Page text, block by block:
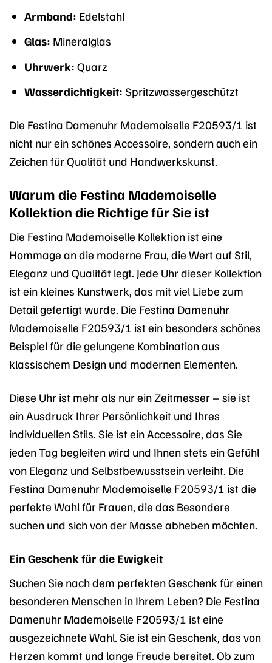
Armband: Edelstahl
Glas: Mineralglas
Uhrwerk: Quarz
Wasserdichtigkeit: Spritzwassergeschützt
Die Festina Damenuhr Mademoiselle F20593/1 ist
nicht nur ein schönes Accessoire, sondern auch ein
Zeichen für Qualität und Handwerkskunst.
Warum die Festina Mademoiselle
Kollektion die Richtige für Sie ist
Die Festina Mademoiselle Kollektion ist eine
Hommage an die moderne Frau, die Wert auf Stil,
Eleganz und Qualität legt. Jede Uhr dieser Kollektion
ist ein kleines Kunstwerk, das mit viel Liebe zum
Detail gefertigt wurde. Die Festina Damenuhr
Mademoiselle F20593/1 ist ein besonders schönes
Beispiel für die gelungene Kombination aus
klassischem Design und modernen Elementen.
Diese Uhr ist mehr als nur ein Zeitmesser – sie ist
ein Ausdruck Ihrer Persönlichkeit und Ihres
individuellen Stils. Sie ist ein Accessoire, das Sie
jeden Tag begleiten wird und Ihnen stets ein Gefühl
von Eleganz und Selbstbewusstsein verleiht. Die
Festina Damenuhr Mademoiselle F20593/1 ist die
perfekte Wahl für Frauen, die das Besondere
suchen und sich von der Masse abheben möchten.
Ein Geschenk für die Ewigkeit
Suchen Sie nach dem perfekten Geschenk für einen
besonderen Menschen in Ihrem Leben? Die Festina
Damenuhr Mademoiselle F20593/1 ist eine
ausgezeichnete Wahl. Sie ist ein Geschenk, das von
Herzen kommt und lange Freude bereitet. Ob zum